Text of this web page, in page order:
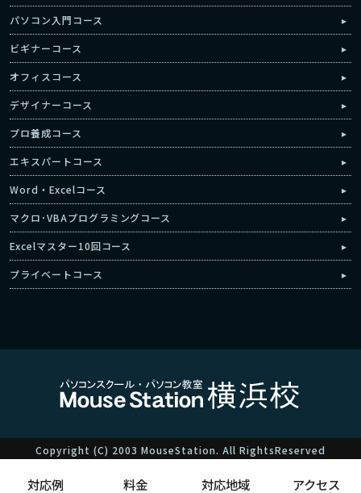
対応例 料金 対応地域 アクセス
パソコン入門コース
ビギナーコース
オフィスコース
デザイナーコース
プロ養成コース
エキスパートコース
Word・Excelコース
マクロ･VBAプログラミングコース
Excelマスター10回コース
プライベートコース
Copyright (C) 2003 MouseStation. All RightsReserved